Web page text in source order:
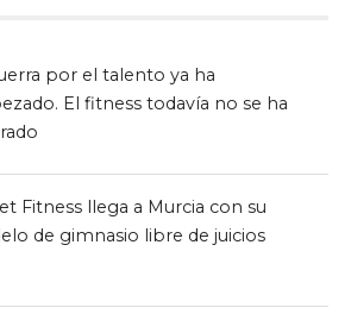
por el talento ya ha
El fitness todavía no se ha
Fitness llega a Murcia con su
de gimnasio libre de juicios